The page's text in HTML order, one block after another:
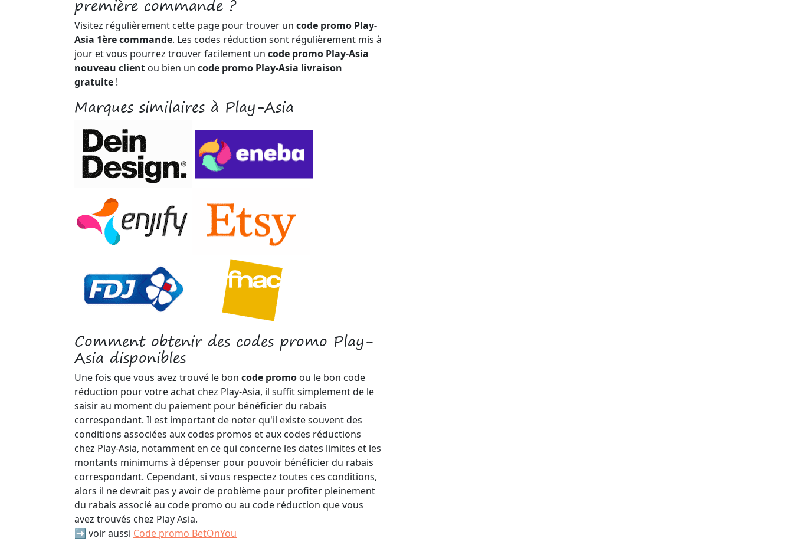
première commande ?
Visitez régulièrement cette page pour trouver un code promo Play-
Asia 1ère commande. Les codes réduction sont régulièrement mis à
jour et vous pourrez trouver facilement un code promo Play-Asia
nouveau client ou bien un code promo Play-Asia livraison
gratuite !
Marques similaires à Play-Asia
Comment obtenir des codes promo Play-
Asia disponibles
Une fois que vous avez trouvé le bon code promo ou le bon code
réduction pour votre achat chez Play-Asia, il suffit simplement de le
saisir au moment du paiement pour bénéficier du rabais
correspondant. Il est important de noter qu'il existe souvent des
conditions associées aux codes promos et aux codes réductions
chez Play-Asia, notamment en ce qui concerne les dates limites et les
montants minimums à dépenser pour pouvoir bénéficier du rabais
correspondant. Cependant, si vous respectez toutes ces conditions,
alors il ne devrait pas y avoir de problème pour profiter pleinement
du rabais associé au code promo ou au code réduction que vous
avez trouvés chez Play Asia.
➡️ voir aussi Code promo BetOnYou